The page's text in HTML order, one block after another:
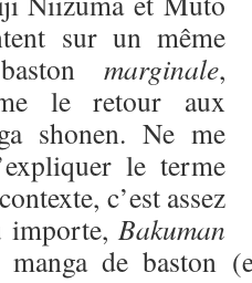
sur un même
marginale,
le retour aux
shonen. Ne me
le terme
c’est assez
importe, Bakuman
de baston